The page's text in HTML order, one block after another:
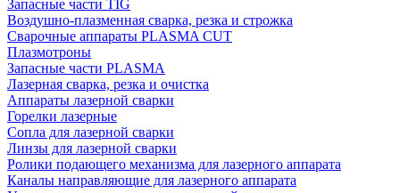
Запасные части TIG
Воздушно-плазменная сварка, резка и строжка
Сварочные аппараты PLASMA CUT
Плазмотроны
Запасные части PLASMA
Лазерная сварка, резка и очистка
Аппараты лазерной сварки
Горелки лазерные
Сопла для лазерной сварки
Линзы для лазерной сварки
Ролики подающего механизма для лазерного аппарата
Каналы направляющие для лазерного аппарата